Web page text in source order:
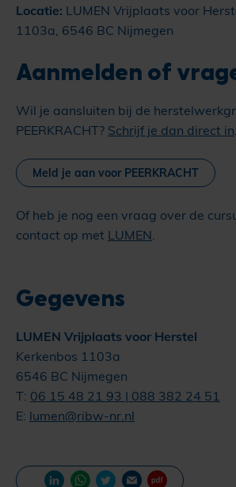
Locatie: LUMEN Vrijplaats voor
1103a, 6546 BC Nijmegen
Aanmelden of
Wil je aansluiten bij de
PEERKRACHT? Schrijf je dan direct in.
Meld je aan voor PEERKRACHT
Of heb je nog een vraag over de
contact op met LUMEN.
Gegevens
LUMEN Vrijplaats voor Herstel
Kerkenbos 1103a
6546 BC Nijmegen
T: 06 15 48 21 93 | 088 382 24 51
E: lumen@ribw-nr.nl